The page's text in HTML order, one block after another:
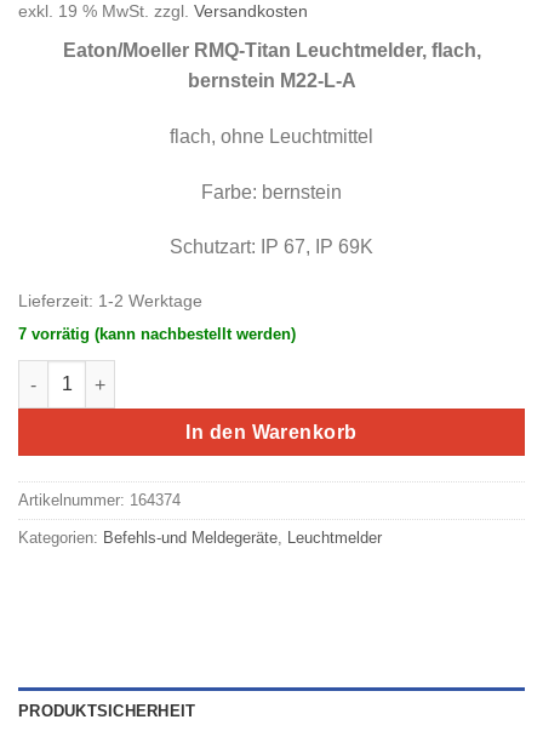
war:
8,71 €
ist:
4,36 €.
exkl. 19 % MwSt. zzgl. Versandkosten
Eaton/Moeller RMQ-Titan Leuchtmelder, flach,
bernstein M22-L-A
flach, ohne Leuchtmittel
Farbe: bernstein
Schutzart: IP 67, IP 69K
Lieferzeit: 1-2 Werktage
7 vorrätig (kann nachbestellt werden)
Eaton/Moeller RMQ-Titan Leuchtmelder, flach, bernstein M22-
In den Warenkorb
Artikelnummer: 164374
Kategorien: Befehls-und Meldegeräte Leuchtmelder
PRODUKTSICHERHEIT